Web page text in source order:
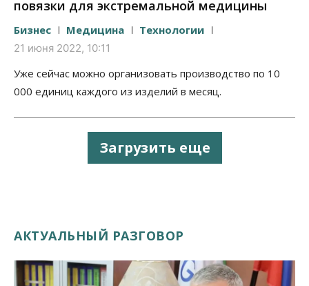
повязки для экстремальной медицины
Бизнес Медицина Технологии
21 июня 2022, 10:11
Уже сейчас можно организовать производство по 10
000 единиц каждого из изделий в месяц.
Загрузить еще
АКТУАЛЬНЫЙ РАЗГОВОР